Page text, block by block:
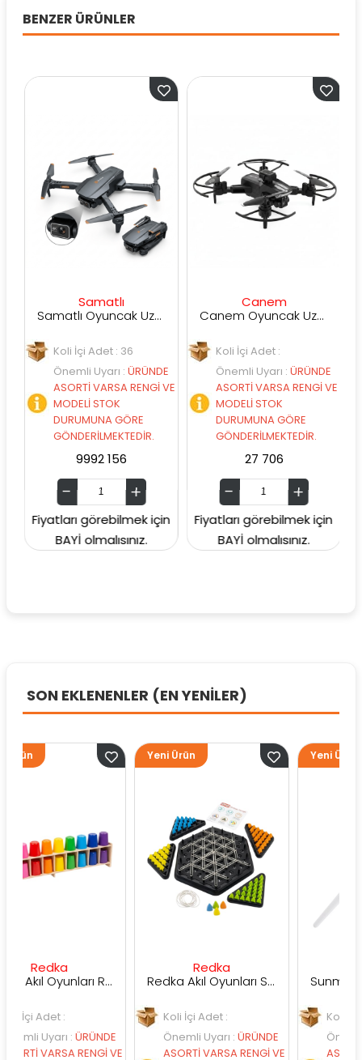
BENZER ÜRÜNLER
Samatlı
Samatlı Oyuncak Uzaktan Kumandalı Kameralı Drone H15
Koli İçi Adet : 36
Önemli Uyarı: ÜRÜNDE
ASORTİ VARSA RENGİ VE
MODELİ STOK
DURUMUNA GÖRE
GÖNDERİLMEKTEDİR.
9992 156
Fiyatları görebilmek için
BAYİ olmalısınız.
Canem
Canem Oyuncak Uzaktan Kumandalı Kameralı Çantalı Dron Y315D
Koli İçi Adet :
Önemli Uyarı: ÜRÜNDE
ASORTİ VARSA RENGİ VE
MODELİ STOK
DURUMUNA GÖRE
GÖNDERİLMEKTEDİR.
27 706
Fiyatları görebilmek için
BAYİ olmalısınız.
SON EKLENENLER (EN YENİLER)
Redka Akıl Oyunları Renk Dedektifi Oyunu
ÜRÜNDE
RENGİ VE
Redka Akıl Oyunları Strateji Üçgeni Oyunu
Koli İçi Adet :
Önemli Uyarı:ÜRÜNDE
ASORTİ VARSA RENGİ VE
Yeni Ürün
Koli İçi Adet :
Önemli Uyarı
ASORTİ VARSA
Yeni Ürün